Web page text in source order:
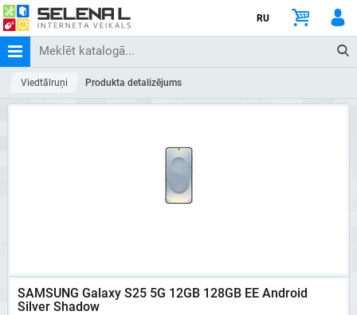
RU
Viedtālruņi Produkta detalizējums
SAMSUNG Galaxy S25 5G 12GB 128GB EE Android
Silver Shadow